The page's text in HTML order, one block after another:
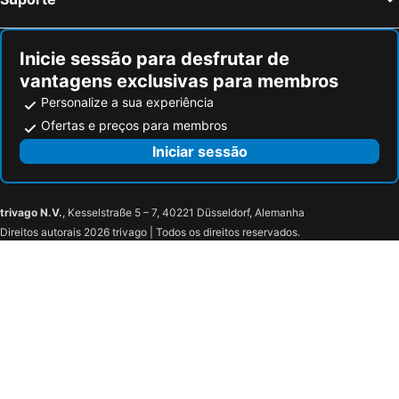
Inicie sessão para desfrutar de
vantagens exclusivas para membros
Personalize a sua experiência
Ofertas e preços para membros
Iniciar sessão
trivago N.V., Kesselstraße 5 – 7, 40221 Düsseldorf, Alemanha
Direitos autorais 2026 trivago | Todos os direitos reservados.